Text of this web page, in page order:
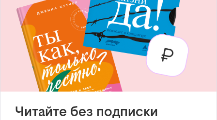
Читайте без подписки